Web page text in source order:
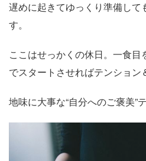
遅めに起きてゆっくり準備して
す。
ここはせっかくの休日。一食
でスタートさせればテンション
地味に大事な“自分へのご褒美”